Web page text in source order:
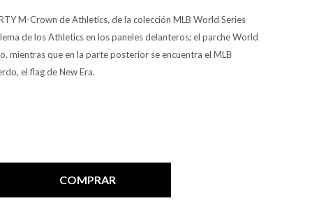
M-Crown de Athletics, de la colección MLB World Series
de los Athletics en los paneles delanteros; el parche World
mientras que en la parte posterior se encuentra el MLB
el flag de New Era.
COMPRAR